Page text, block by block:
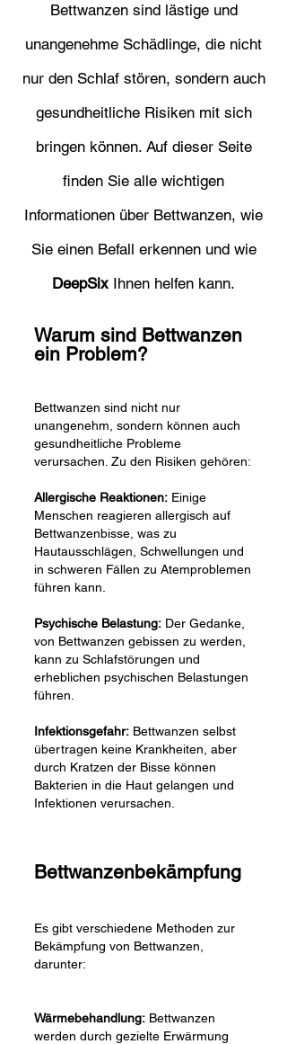
Bettwanzen sind lästige und
unangenehme Schädlinge, die nicht
nur den Schlaf stören, sondern auch
gesundheitliche Risiken mit sich
bringen können. Auf dieser Seite
finden Sie alle wichtigen
Informationen über Bettwanzen, wie
Sie einen Befall erkennen und wie
DeepSix Ihnen helfen kann.
Warum sind Bettwanzen
ein Problem?
Bettwanzen sind nicht nur
unangenehm, sondern können auch
gesundheitliche Probleme
verursachen. Zu den Risiken gehören:
Allergische Reaktionen: Einige
Menschen reagieren allergisch auf
Bettwanzenbisse, was zu
Hautausschlägen, Schwellungen und
in schweren Fällen zu Atemproblemen
führen kann.
Psychische Belastung: Der Gedanke,
von Bettwanzen gebissen zu werden,
kann zu Schlafstörungen und
erheblichen psychischen Belastungen
führen.
Infektionsgefahr: Bettwanzen selbst
übertragen keine Krankheiten, aber
durch Kratzen der Bisse können
Bakterien in die Haut gelangen und
Infektionen verursachen.
Bettwanzenbekämpfung
Es gibt verschiedene Methoden zur
Bekämpfung von Bettwanzen,
darunter:
Wärmebehandlung: Bettwanzen
werden durch gezielte Erwärmung